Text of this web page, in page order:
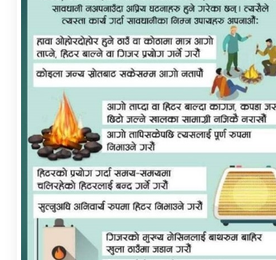
कर्णाली प्राविधि शिक्षालय जुम्लाको सुचना